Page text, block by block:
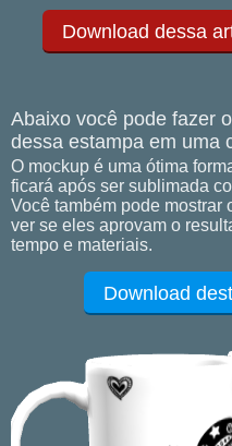
Download dessa
Abaixo você pode fazer
dessa estampa em uma
O mockup é uma ótima
ficará após ser sublimada
Você também pode mostrar
ver se eles aprovam o
tempo e materiais.
Download